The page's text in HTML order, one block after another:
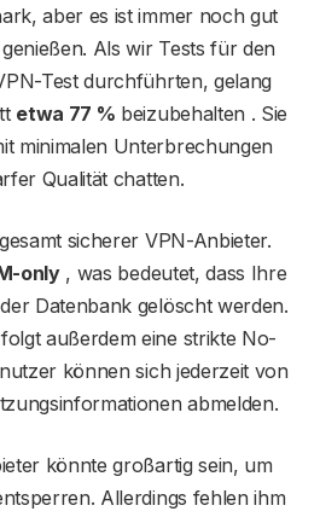
aber es ist immer noch gut
Als wir Tests für den
Test durchführten, gelang
etwa 77 % beizubehalten . Sie
minimalen Unterbrechungen
Qualität chatten.
sicherer VPN-Anbieter.
only, was bedeutet, dass Ihre
Datenbank gelöscht werden.
außerdem eine strikte No-
können sich jederzeit von
abmelden.
könnte großartig sein, um
Allerdings fehlen ihm